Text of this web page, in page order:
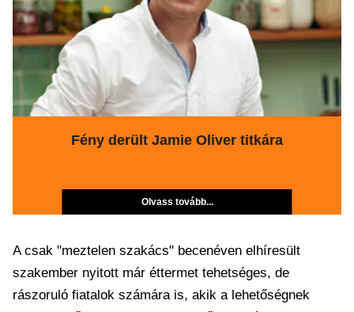
Fény derült Jamie Oliver titkára
Olvass tovább...
A csak "meztelen szakács" becenéven elhíresült
szakember nyitott már éttermet tehetséges, de
rászoruló fiatalok számára is, akik a lehetőségnek